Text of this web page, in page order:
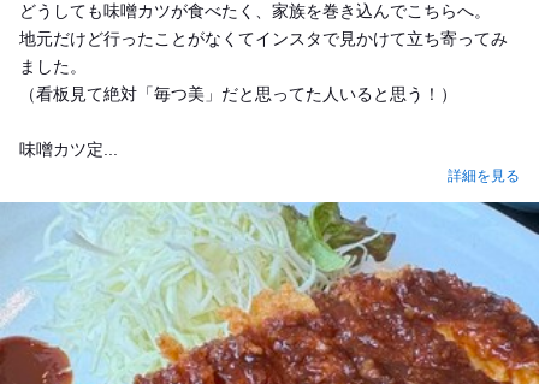
どうしても味噌カツが食べたく、家族を巻き込んでこちらへ。
地元だけど行ったことがなくてインスタで見かけて立ち寄ってみ
ました。
（看板見て絶対「毎つ美」だと思ってた人いると思う！）
味噌カツ定...
詳細を見る